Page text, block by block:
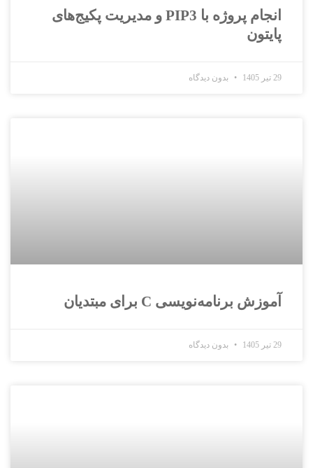
انجام پروژه با PIP3 و مدیریت پکیج‌های
پایتون
29 تیر 1405 بدون دیدگاه
آموزش برنامه‌نویسی C برای مبتدیان
29 تیر 1405 بدون دیدگاه